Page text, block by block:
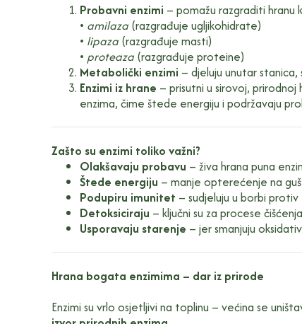
Probavni enzimi – pomažu razgraditi
• amilaza(razgrađuje ugljikohidrate)
• lipaza(razgrađuje masti)
• proteaza(razgrađuje proteine)
Metabolički enzimi – djeluju unutar
Enzimi iz hrane – prisutni u sirovoj,
enzima, čime štede energiju i podržavaju
Zašto su enzimi toliko važni?
Olakšavaju probavu – živa hrana puna
Štede energiju – manje opterećenje na
Podupiru imunitet – sudjeluju u borbi
Detoksiciraju – ključni su za procese
Usporavaju starenje – jer smanjuju
Hrana bogata enzimima – dar iz prirode
Enzimi su vrlo osjetljivi na toplinu – većina se